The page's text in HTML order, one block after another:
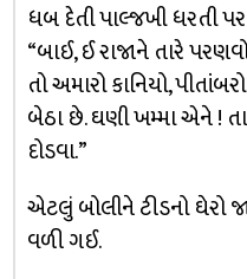
ધબ દેતી પાલ્જખી ધરતી
“બાઈ, ઈ રાજાને તારે
તો અમારો કાનિયો,
બેઠા છે. ઘણી ખમ્મા એને !
દોડવા.”
એટલું બોલીને ટીડનો ઘેરો
વળી ગઈ.